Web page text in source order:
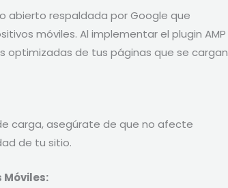
abierto respaldada por Google que
móviles. Al implementar el plugin AMP
optimizadas de tus páginas que se cargan
carga, asegúrate de que no afecte
de tu sitio.
Móviles: